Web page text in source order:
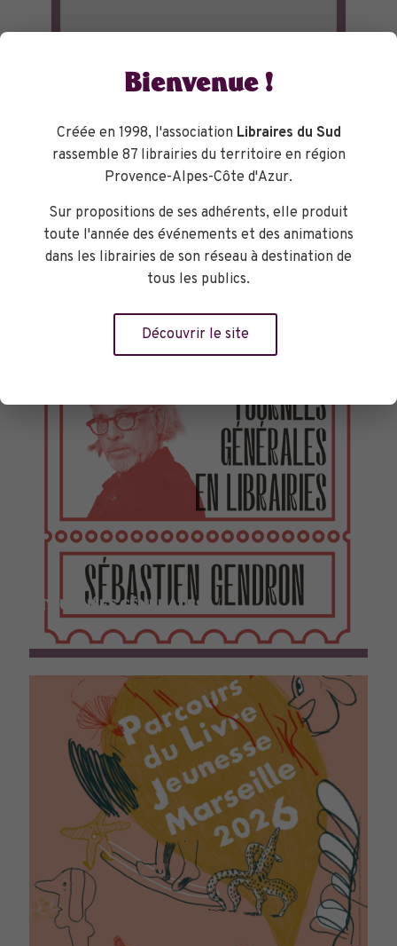
TOURNÉES GÉNÉRALES
Bienvenue !
Créée en 1998, l'association Libraires du Sud
rassemble 87 librairies du territoire en région
Provence-Alpes-Côte d'Azur.
Sur propositions de ses adhérents, elle produit
toute l'année des événements et des animations
dans les librairies de son réseau à destination de
tous les publics.
Découvrir le site